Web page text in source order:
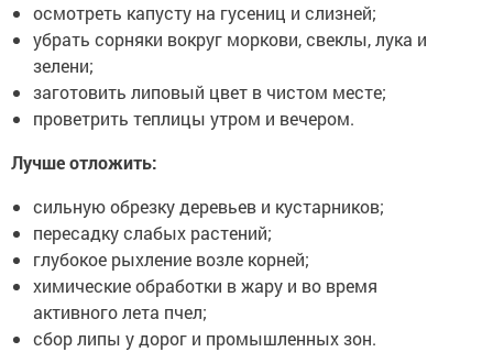
осмотреть капусту на гусениц и слизней;
убрать сорняки вокруг моркови, свеклы, лука и
зелени;
заготовить липовый цвет в чистом месте;
проветрить теплицы утром и вечером.
Лучше отложить:
сильную обрезку деревьев и кустарников;
пересадку слабых растений;
глубокое рыхление возле корней;
химические обработки в жару и во время
активного лета пчел;
сбор липы у дорог и промышленных зон.